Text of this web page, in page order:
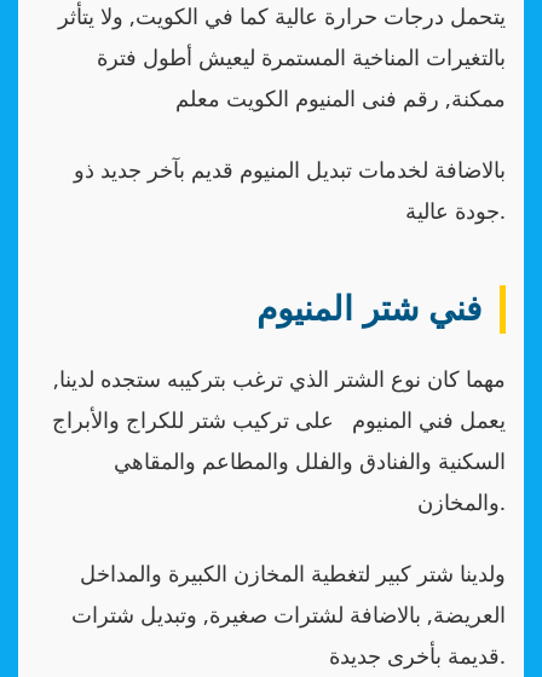
يتحمل درجات حرارة عالية كما في الكويت, ولا يتأثر
بالتغيرات المناخية المستمرة ليعيش أطول فترة
ممكنة, رقم فنى المنيوم الكويت معلم
بالاضافة لخدمات تبديل المنيوم قديم بآخر جديد ذو
جودة عالية.
فني شتر المنيوم
مهما كان نوع الشتر الذي ترغب بتركيبه ستجده لدينا,
يعمل فني المنيوم على تركيب شتر للكراج والأبراج
السكنية والفنادق والفلل والمطاعم والمقاهي
والمخازن.
ولدينا شتر كبير لتغطية المخازن الكبيرة والمداخل
العريضة, بالاضافة لشترات صغيرة, وتبديل شترات
قديمة بأخرى جديدة.